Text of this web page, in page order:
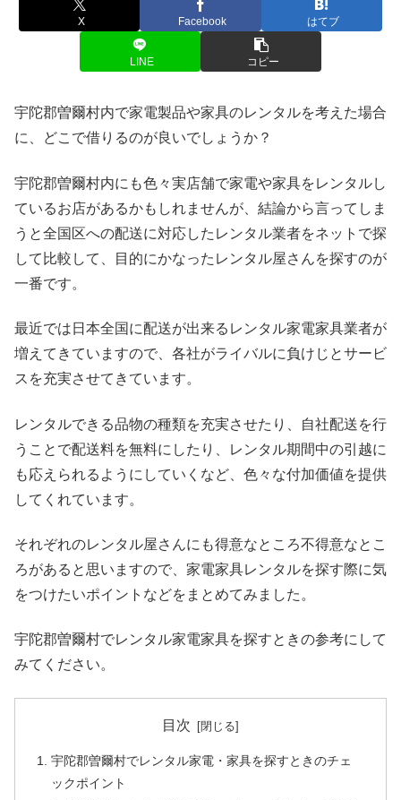
X Facebook はてブ
LINE コピー
宇陀郡曽爾村内で家電製品や家具のレンタルを考えた場合
に、どこで借りるのが良いでしょうか？
宇陀郡曽爾村内にも色々実店舗で家電や家具をレンタルし
ているお店があるかもしれませんが、結論から言ってしま
うと全国区への配送に対応したレンタル業者をネットで探
して比較して、目的にかなったレンタル屋さんを探すのが
一番です。
最近では日本全国に配送が出来るレンタル家電家具業者が
増えてきていますので、各社がライバルに負けじとサービ
スを充実させてきています。
レンタルできる品物の種類を充実させたり、自社配送を行
うことで配送料を無料にしたり、レンタル期間中の引越に
も応えられるようにしていくなど、色々な付加価値を提供
してくれています。
それぞれのレンタル屋さんにも得意なところ不得意なとこ
ろがあると思いますので、家電家具レンタルを探す際に気
をつけたいポイントなどをまとめてみました。
宇陀郡曽爾村でレンタル家電家具を探すときの参考にして
みてください。
目次
宇陀郡曽爾村でレンタル家電・家具を探すときのチェ
ックポイント